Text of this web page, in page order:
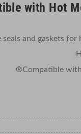
with Hot
seals and gaskets for
Compatible
®